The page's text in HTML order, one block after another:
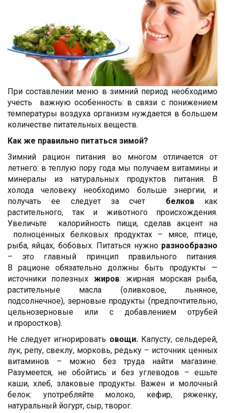
При составлении меню в зимний период необходимо
учесть важную особенность: в связи с понижением
температуры воздуха организм нуждается в большем
количестве питательных веществ.
Как же правильно питаться зимой?
Зимний рацион питания во многом отличается от
летнего: в теплую пору года мы получаем витамины и
минералы из натуральных продуктов питания. В
холода человеку необходимо больше энергии, и
получать ее следует за счет белковкак
растительного, так и животного происхождения.
Увеличьте калорийность пищи, сделав акцент на
полноценных белковых продуктах – мясе, птице,
рыба, яйцах, бобовых. Питаться нужно разнообразно
– это главный принцип правильного питания.
В рационе обязательно должны быть продукты —
источники полезных жиров: жирная морская рыба,
растительные масла (оливковое, льняное,
подсолнечное), зерновые продукты (предпочтительно,
цельнозерновые или с добавлением отрубей
и проростков).
Не следует игнорировать овощи.Капусту, сельдерей,
лук, репу, свеклу, морковь, редьку – источник ценных
витаминов – можно без труда найти магазине.
Разумеется, не обойтись и без углеводов – ешьте
каши, хлеб, злаковые продукты. Важен и молочный
белок: употребляйте молоко, кефир, ряженку,
натуральный йогурт, сыр, творог.